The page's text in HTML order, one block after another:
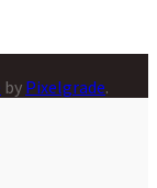
by Pixelgrade.